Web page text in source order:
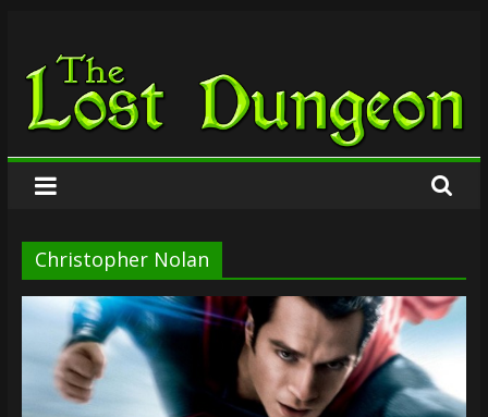
springen
The
Lost
Dungeon
Christopher Nolan